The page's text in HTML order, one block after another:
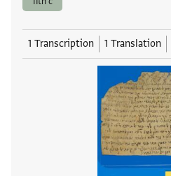
1 Transcription 1 Translation